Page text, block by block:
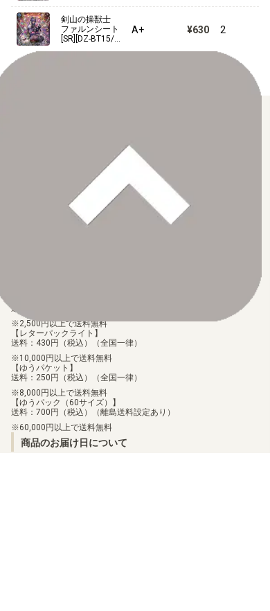
剣山の操獣士
ファルンシート
[SR][DZ-BT15/S
A+ ¥630 2
各種ブランドのカードをご利用いただけます。
【Paidy（後払い/コンビニ払い）】
お支払後の在庫確保となりますため、お早めにお支払をお願いし
なお、お支払口座は、注文確認メールに記載しております。
振込手数料はお客様負担となります。
送料：100円（税込）（全国一律）
2,500円以上で送料無料
【レターパックライト】
送料：430円（税込）（全国一律）
10,000円以上で送料無料
【ゆうパケット】
送料：250円（税込）（全国一律）
8,000円以上で送料無料
【ゆうパック（60サイズ）】
送料：700円（税込）（離島送料設定あり）
60,000円以上で送料無料
商品のお届け日について